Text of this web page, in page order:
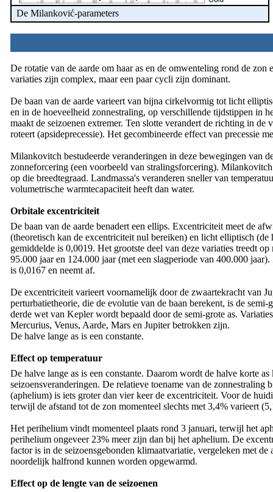
De Milanković-parameters
De rotatie van de aarde om haar as en de omwenteling rond de
variaties zijn complex, maar een paar cycli zijn dominant.
De baan van de aarde varieert van bijna cirkelvormig tot licht
en in de hoeveelheid zonnestraling, op verschillende tijdstippen in
maakt de seizoenen extremer. Ten slotte verandert de richting in
roteert (apsideprecessie). Het gecombineerde effect van precessie
Milankovitch bestudeerde veranderingen in deze bewegingen van
zonneforcering (een voorbeeld van stralingsforcering).
op die breedtegraad. Landmassa's veranderen sneller van
volumetrische warmtecapaciteit heeft dan water.
Orbitale excentriciteit
De baan van de aarde benadert een ellips. Excentriciteit meet de
(theoretisch kan de excentriciteit nul bereiken) en licht elliptisch
gemiddelde is 0,0019. Het grootste deel van deze variaties treedt
95.000 jaar en 124.000 jaar (met een slagperiode van 400.000
is 0,0167 en neemt af.
De excentriciteit varieert voornamelijk door de zwaartekracht van
perturbatietheorie, die de evolutie van de baan berekent, is de
derde wet van Kepler wordt bepaald door de semi-grote as.
Mercurius, Venus, Aarde, Mars en Jupiter betrokken zijn.
De halve lange as is een constante.
Effect op temperatuur
De halve lange as is een constante. Daarom wordt de halve korte
seizoensveranderingen. De relatieve toename van de
(aphelium) is iets groter dan vier keer de excentriciteit. Voor de
terwijl de afstand tot de zon momenteel slechts met 3,4% varieert
Het perihelium vindt momenteel plaats rond 3 januari, terwijl het
perihelium ongeveer 23% meer zijn dan bij het aphelium. De
factor is in de seizoensgebonden klimaatvariatie, vergeleken met
noordelijk halfrond kunnen worden opgewarmd.
Effect op de lengte van de seizoenen